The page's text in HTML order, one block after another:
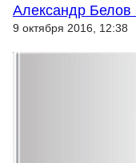
Александр Белов
9 октября 2016, 12:38